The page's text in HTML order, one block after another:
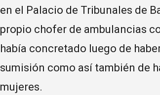
en el Palacio de Tribunales de
propio chofer de ambulancias
había concretado luego de
sumisión como así también de
mujeres.